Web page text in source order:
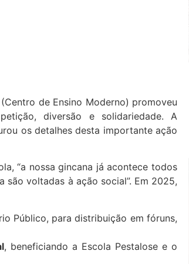
de Ensino Moderno) promoveu
diversão e solidariedade. A
os detalhes desta importante ação
“a nossa gincana já acontece todos
voltadas à ação social”. Em 2025,
Público, para distribuição em fóruns,
, beneficiando a Escola Pestalose e o